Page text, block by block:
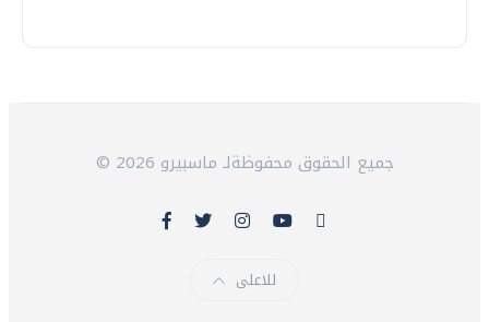
© 2026 جميع الحقوق محفوظةلـ ماسبيرو
للاعلى